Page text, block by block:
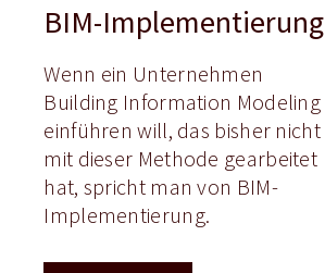
BIM-Implementierung
Wenn ein Unternehmen
Building Information Modeling
einführen will, das bisher nicht
mit dieser Methode gearbeitet
hat, spricht man von BIM-
Implementierung.